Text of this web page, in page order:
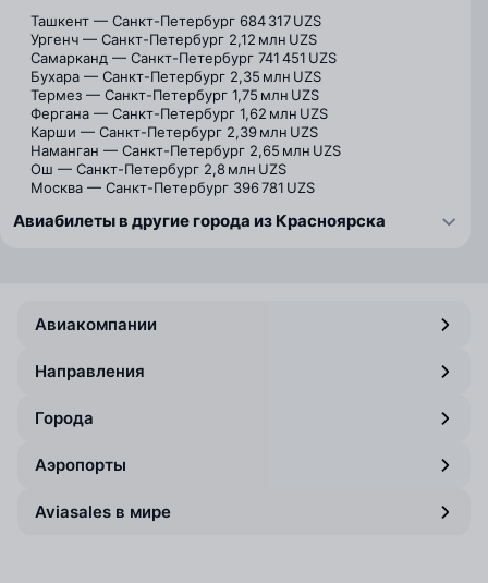
Ташкент — Санкт-Петербург 684 317 UZS
Ургенч — Санкт-Петербург 2,12 млн UZS
Самарканд — Санкт-Петербург 741 451 UZS
Бухара — Санкт-Петербург 2,35 млн UZS
Термез — Санкт-Петербург 1,75 млн UZS
Фергана — Санкт-Петербург 1,62 млн UZS
Карши — Санкт-Петербург 2,39 млн UZS
Наманган — Санкт-Петербург 2,65 млн UZS
Ош — Санкт-Петербург 2,8 млн UZS
Москва — Санкт-Петербург 396 781 UZS
Авиабилеты в другие города из Красноярска
Авиакомпании
Направления
Города
Аэропорты
Aviasales в мире